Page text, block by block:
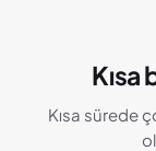
Kısa sürede